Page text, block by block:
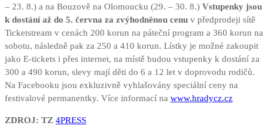
– 23. 8.) a na Bouzově na Olomoucku (29. – 30. 8.) Vstupenky jsou
k dostání až do 5. června za zvýhodněnou cenu v předprodeji sítě
Ticketstream v cenách 200 korun na páteční program a 360 korun na
sobotu, následně pak za 250 a 410 korun. Lístky je možné zakoupit
jako E-tickets i přes internet, na místě budou vstupenky k dostání za
300 a 490 korun, slevy mají děti do 6 a 12 let v doprovodu rodičů.
Na Facebooku jsou exkluzivně vyhlašovány speciální ceny na
festivalové permanentky. Více informací na www.hradycz.cz
ZDROJ: TZ 4PRESS